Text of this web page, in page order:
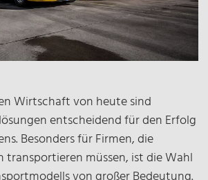
Wirtschaft von heute sind
entscheidend für den Erfolg
Besonders für Firmen, die
transportieren müssen, ist die Wahl